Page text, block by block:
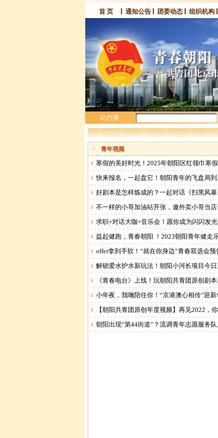
首 页 通知公告 团委动态 组织机构
站内搜
索：
青年视频
寒假的美好时光！2025年朝阳区红领巾寒
快来报名，一起盘它！朝阳青年的飞盘局到
好剧本是怎样炼成的？一起对话《扫黑风暴
不一样的小哥加油站开张，邀外卖小哥当店
求职+对话大咖+音乐会！愿你成为闪闪发
益起健跑，青春朝阳 ！2023朝阳青年健走
offer拿到手软！“就在你身边”青春双选会预
解锁爱水护水新玩法！朝阳小河长项目今
《青春电台》上线！玩朝阳共青团原创剧
小年夜，我哋陪住你！“京港澳心相传”迎
【朝阳共青团原创年度视频】再见2022，你
朝阳出现“第44街道”？流调青年志愿服务队